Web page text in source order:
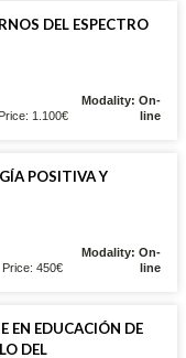
DEL ESPECTRO
Price: 1.100€
Modality: On-
line
POSITIVA Y
Price: 450€
Modality: On-
line
EN EDUCACIÓN DE
DEL